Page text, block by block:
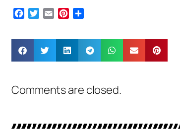
Facebook
Twitter
Email Pinterest
Comments are closed.